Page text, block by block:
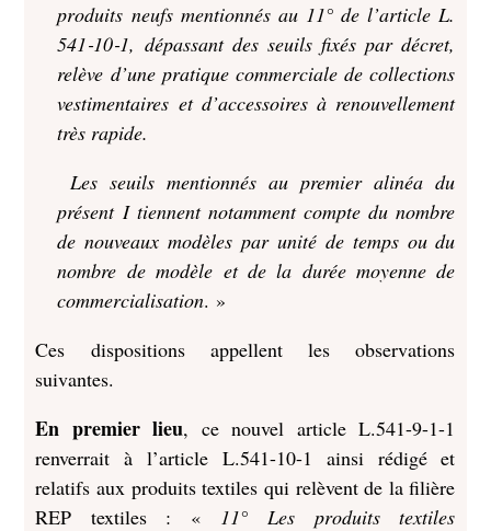
produits neufs mentionnés au 11° de l’article L.
541‑10‑1, dépassant des seuils fixés par décret,
relève d’une pratique commerciale de collections
vestimentaires et d’accessoires à renouvellement
très rapide.
Les seuils mentionnés au premier alinéa du
présent I tiennent notamment compte du nombre
de nouveaux modèles par unité de temps ou du
nombre de modèle et de la durée moyenne de
commercialisation. »
Ces dispositions appellent les observations
suivantes.
En premier lieu, ce nouvel article L.541-9-1-1
renverrait à l’article L.541-10-1 ainsi rédigé et
relatifs aux produits textiles qui relèvent de la filière
REP textiles : « 11° Les produits textiles